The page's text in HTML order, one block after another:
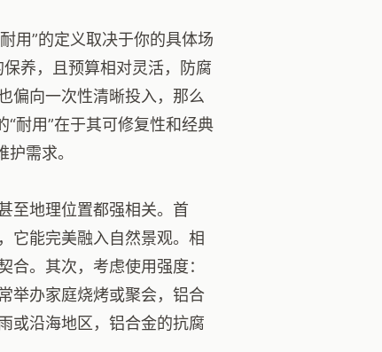
用”的定义取决于你的具体场
养，且预算相对灵活，防腐
偏向一次性清晰投入，那么
耐用”在于其可修复性和经典
需求。
至地理位置都强相关。首
它能完美融入自然景观。相
。其次，考虑使用强度：
举办家庭烧烤或聚会，铝合
或沿海地区，铝合金的抗腐